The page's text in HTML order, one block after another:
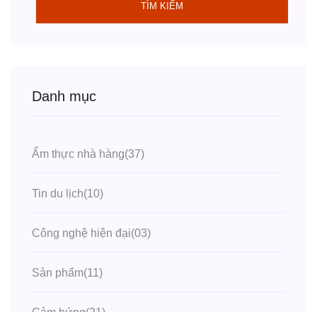
TÌM KIẾM
Danh mục
Ẩm thực nhà hàng(37)
Tin du lịch(10)
Công nghệ hiện đại(03)
Sản phẩm(11)